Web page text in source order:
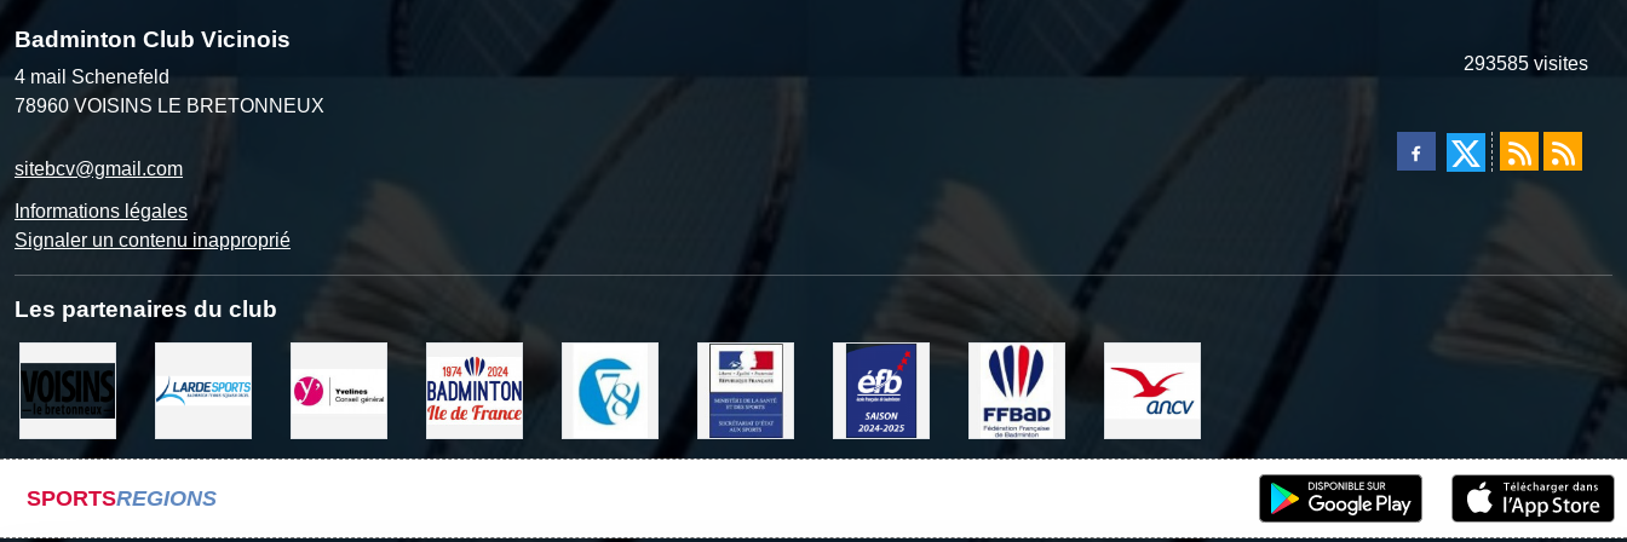
Badminton Club Vicinois
4 mail Schenefeld
78960 VOISINS LE BRETONNEUX
sitebcv@gmail.com
Informations légales
Signaler un contenu inapproprié
293585 visites
Les partenaires du club
SPORTSREGIONS